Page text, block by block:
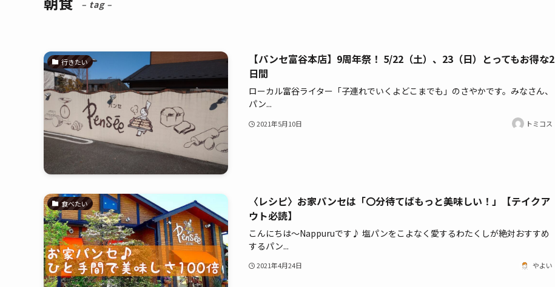
– tag –
行きたい
【パンセ富谷本店】9周年祭！ 5/22（土）、23（日）とってもお得な2
日間
ローカル富谷ライター「子連れでいくよどこまでも」のさやかです。みなさん、
パン...
2021年5月10日 トミコス
食べたい
〈レシピ〉お家パンセは「〇分待てばもっと美味しい！」【テイクア
ウト必読】
こんにちは～Nappuruです♪ 塩パンをこよなく愛するわたくしが絶対おすすめ
するパン...
2021年4月24日 やよい